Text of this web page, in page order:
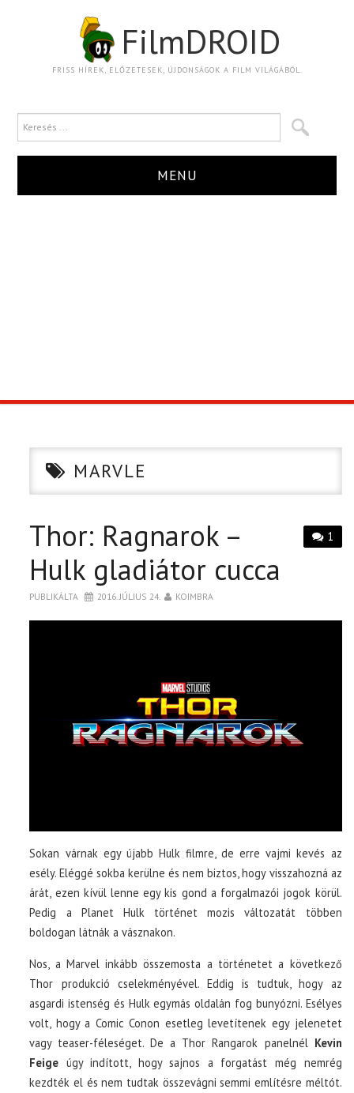
FilmDROID
FRISS HÍREK, ELŐZETESEK, ÚJDONSÁGOK A FILM VILÁGÁBÓL.
MENU
CIKK
PÓLÓ RENDELÉS
MARVLE
1
Thor: Ragnarok –
Hulk gladiátor cucca
PUBLIKÁLTA 2016. JÚLIUS 24. KOIMBRA
Sokan várnak egy újabb Hulk filmre, de erre vajmi kevés az
esély. Eléggé sokba kerülne és nem biztos, hogy visszahozná az
árát, ezen kívül lenne egy kis gond a forgalmazói jogok körül.
Pedig a Planet Hulk történet mozis változatát többen
boldogan látnák a vásznakon.
Nos, a Marvel inkább összemosta a történetet a következő
Thor produkció cselekményével. Eddig is tudtuk, hogy az
asgardi istenség és Hulk egymás oldalán fog bunyózni. Esélyes
volt, hogy a Comic Conon esetleg levetítenek egy jelenetet
vagy teaser-féleséget. De a Thor Rangarok panelnél Kevin
Feige úgy indított, hogy sajnos a forgatást még nemrég
kezdték el és nem tudtak összevágni semmi említésre méltót.